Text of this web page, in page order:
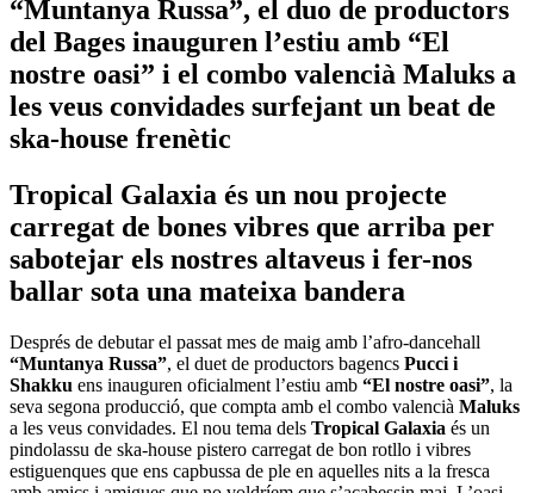
“Muntanya Russa”, el duo de productors
del Bages inauguren l’estiu amb “El
nostre oasi” i el combo valencià Maluks a
les veus convidades surfejant un beat de
ska-house frenètic
Tropical Galaxia és un nou projecte
carregat de bones vibres que arriba per
sabotejar els nostres altaveus i fer-nos
ballar sota una mateixa bandera
Després de debutar el passat mes de maig amb l’afro-dancehall
“Muntanya Russa”, el duet de productors bagencs Pucci i
Shakku ens inauguren oficialment l’estiu amb “El nostre oasi”, la
seva segona producció, que compta amb el combo valencià Maluks
a les veus convidades. El nou tema dels Tropical Galaxia és un
pindolassu de ska-house pistero carregat de bon rotllo i vibres
estiguenques que ens capbussa de ple en aquelles nits a la fresca